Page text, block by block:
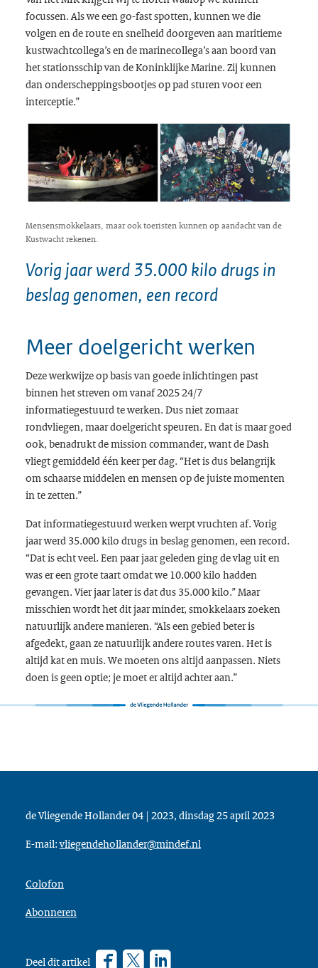
focussen. Als we eengo-fastspotten, kunnen we die
volgen en de route en snelheid doorgeven aan maritieme
kustwachtcollega’s en de marinecollega’s aan boord van
het stationsschip van de Koninklijke Marine. Zij kunnen
dan onderscheppingsbootjes op pad sturen voor een
interceptie.”
Mensensmokkelaars, maar ook toeristen kunnen op aandacht van de
Kustwacht rekenen.
Vorig jaar werd 35.000 kilo drugs in
beslag genomen, een record
Meer doelgericht werken
Deze werkwijze op basis van goede inlichtingen past
binnen het streven om vanaf 2025 24/7
informatiegestuurd te werken. Dus niet zomaar
rondvliegen, maar doelgericht speuren. En dat is maar goed
ook, benadrukt demission commander, want de Dash
vliegt gemiddeld één keer per dag. “Het is dus belangrijk
om schaarse middelen en mensen op de juiste momenten
in te zetten.”
Dat informatiegestuurd werken werpt vruchten af. Vorig
jaar werd 35.000 kilo drugs in beslag genomen, een record.
“Dat is echt veel. Een paar jaar geleden ging de vlag uit en
was er een grote taart omdat we 10.000 kilo hadden
gevangen. Vier jaar later is dat dus 35.000 kilo.” Maar
misschien wordt het dit jaar minder, smokkelaars zoeken
natuurlijk andere manieren. “Als een gebied beter is
afgedekt, gaan ze natuurlijk andere routes varen. Het is
altijd kat en muis. We moeten ons altijd aanpassen. Niets
doen is geen optie; je moet er altijd achter aan.”
de Vliegende Hollander 04 | 2023, dinsdag 25 april 2023
E-mail:vliegendehollander@mindef.nl
Colofon
Abonneren
Deel dit artikel
Facebook
Twitter???